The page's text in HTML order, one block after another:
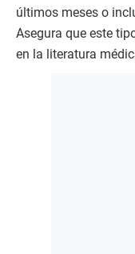
últimos meses o
Asegura que este
en la literatura